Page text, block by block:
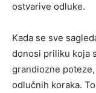
ostvarive odluke.
Kada se sve
donosi priliku koja
grandiozne
odlučnih koraka.